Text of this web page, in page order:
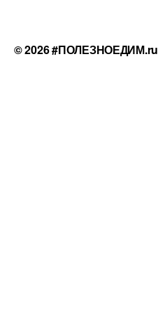
© 2026#ПОЛЕЗНОЕДИМ.ru